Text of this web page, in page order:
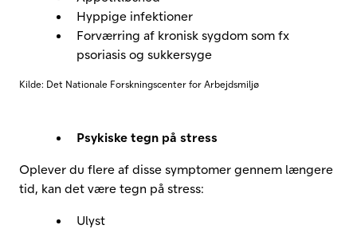
Hyppige infektioner
Forværring af kronisk sygdom som fx
psoriasis og sukkersyge
Kilde: Det Nationale Forskningscenter for Arbejdsmiljø
Psykiske tegn på stress
Oplever du flere af disse symptomer gennem længere
tid, kan det være tegn på stress:
Ulyst